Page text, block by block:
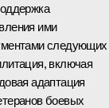
ими
следующих
включая
адаптация
боевых